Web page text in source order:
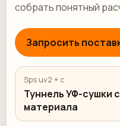
собрать понятный
Запросить
Sps uv2 + c
Туннель УФ-сушки
материала